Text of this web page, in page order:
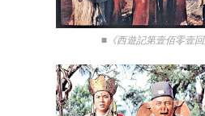
■《西遊記第壹佰零壹回